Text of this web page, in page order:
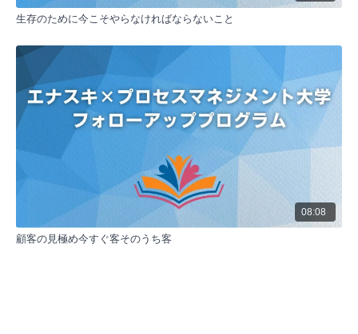
営業活動ができ、自信を持って営業活動に臨むことが
できる。組織によっては数百から数千のパターンがで
パターンができあがることもあるが、その中から最も
効果性の高いものを選び、実践することが重要であ
る。
選択と集中の重要性
鉄アレイモデルを活用する際、多くのパターンがある
場合、全てを試したくなる気持ちになることがある。
しかし、そこであえて優先順位を決め、選択と集中を
行うことが重要である。これにより、効率よく成果を
上げることができる。優先順位を決める際は、最も効
果性の高いパターンを選ぶことが求められる。
生存のために今こそやらなければならないこと
08:08
顧客の見極め今すぐ客そのうち客